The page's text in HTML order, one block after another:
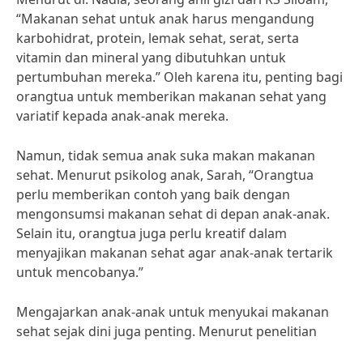
“Makanan sehat untuk anak harus mengandung
karbohidrat, protein, lemak sehat, serat, serta
vitamin dan mineral yang dibutuhkan untuk
pertumbuhan mereka.” Oleh karena itu, penting bagi
orangtua untuk memberikan makanan sehat yang
variatif kepada anak-anak mereka.
Namun, tidak semua anak suka makan makanan
sehat. Menurut psikolog anak, Sarah, “Orangtua
perlu memberikan contoh yang baik dengan
mengonsumsi makanan sehat di depan anak-anak.
Selain itu, orangtua juga perlu kreatif dalam
menyajikan makanan sehat agar anak-anak tertarik
untuk mencobanya.”
Mengajarkan anak-anak untuk menyukai makanan
sehat sejak dini juga penting. Menurut penelitian